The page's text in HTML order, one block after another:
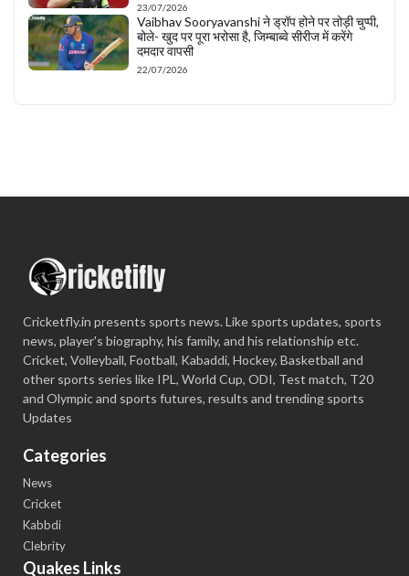
23/07/2026
Vaibhav Sooryavanshi ने ड्रॉप होने पर तोड़ी चुप्पी,
बोले- खुद पर पूरा भरोसा है, जिम्बाब्वे सीरीज में करेंगे
दमदार वापसी
22/07/2026
Cricketfly.in presents sports news. Like sports updates, sports
news, player's biography, his family, and his relationship etc.
Cricket, Volleyball, Football, Kabaddi, Hockey, Basketball and
other sports series like IPL, World Cup, ODI, Test match, T20
and Olympic and sports futures, results and trending sports
Updates
Categories
News
Cricket
Kabbdi
Clebrity
Quakes Links